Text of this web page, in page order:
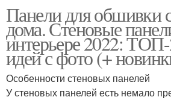
Панели для обшивки
дома. Стеновые
интерьере 2022:
идей с фото (+
Особенности стеновых панелей
У стеновых панелей есть немало